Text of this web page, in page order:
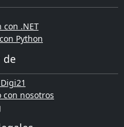
con .NET
Python
de
con nosotros